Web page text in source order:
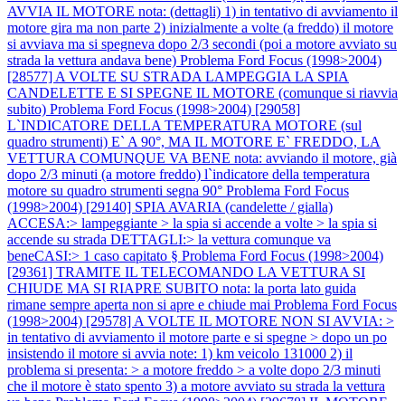
AVVIA IL MOTORE nota: (dettagli) 1) in tentativo di avviamento il
motore gira ma non parte 2) inizialmente a volte (a freddo) il motore
si avviava ma si spegneva dopo 2/3 secondi (poi a motore avviato su
strada la vettura andava bene) Problema Ford Focus (1998>2004)
[28577] A VOLTE SU STRADA LAMPEGGIA LA SPIA
CANDELETTE E SI SPEGNE IL MOTORE (comunque si riavvia
subito) Problema Ford Focus (1998>2004) [29058]
L`INDICATORE DELLA TEMPERATURA MOTORE (sul
quadro strumenti) E` A 90°, MA IL MOTORE E` FREDDO, LA
VETTURA COMUNQUE VA BENE nota: avviando il motore, già
dopo 2/3 minuti (a motore freddo) l`indicatore della temperatura
motore su quadro strumenti segna 90° Problema Ford Focus
(1998>2004) [29140] SPIA AVARIA (candelette / gialla)
ACCESA:> lampeggiante > la spia si accende a volte > la spia si
accende su strada DETTAGLI:> la vettura comunque va
beneCASI:> 1 caso capitato § Problema Ford Focus (1998>2004)
[29361] TRAMITE IL TELECOMANDO LA VETTURA SI
CHIUDE MA SI RIAPRE SUBITO nota: la porta lato guida
rimane sempre aperta non si apre e chiude mai Problema Ford Focus
(1998>2004) [29578] A VOLTE IL MOTORE NON SI AVVIA: >
in tentativo di avviamento il motore parte e si spegne > dopo un po
insistendo il motore si avvia note: 1) km veicolo 131000 2) il
problema si presenta: > a motore freddo > a volte dopo 2/3 minuti
che il motore è stato spento 3) a motore avviato su strada la vettura